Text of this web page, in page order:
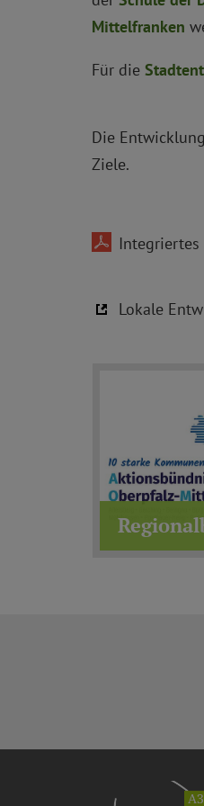
Mittelfranken
Für die
Die
Ziele.
Lokale